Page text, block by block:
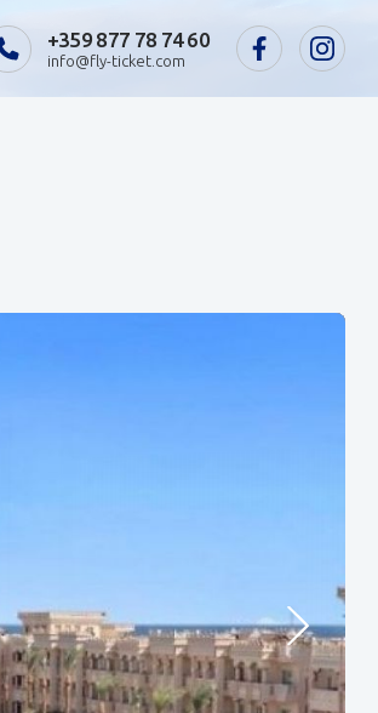
+359 877 78 74 60
info@fly-ticket.com